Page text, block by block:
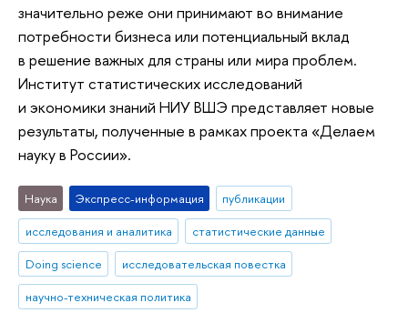
значительно реже они принимают во внимание
потребности бизнеса или потенциальный вклад
в решение важных для страны или мира проблем.
Институт статистических исследований
и экономики знаний НИУ ВШЭ представляет новые
результаты, полученные в рамках проекта «Делаем
науку в России».
Наука Экспресс-информация
публикации
исследования и аналитика
статистические данные
Doing science
исследовательская повестка
научно-техническая политика